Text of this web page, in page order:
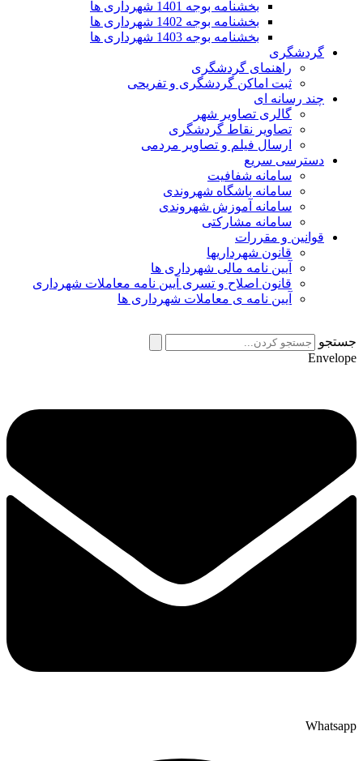
بخشنامه بوجه 1401 شهرداری ها
بخشنامه بوجه 1402 شهرداری ها
بخشنامه بوجه 1403 شهرداری ها
گردشگری
راهنمای گردشگری
ثبت اماکن گردشگری و تفریحی
چند رسانه ای
گالری تصاویر شهر
تصاویر نقاط گردشگری
ارسال فیلم و تصاویر مردمی
دسترسی سریع
سامانه شفافیت
سامانه باشگاه شهروندی
سامانه آموزش شهروندی
سامانه مشارکتی
قوانین و مقررات
قانون شهرداریها
آیین نامه مالی شهرداری ها
قانون اصلاح و تسری آیین نامه معاملات شهرداری
آیین نامه ی معاملات شهرداری ها
جستجو
Envelope
Whatsapp